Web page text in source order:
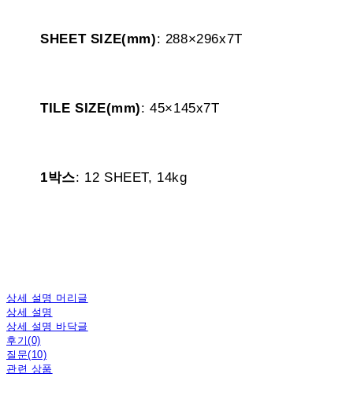
SHEET SIZE(mm): 288×296x7T
TILE SIZE(mm): 45×145x7T
1박스: 12 SHEET, 14kg
상세 설명 머리글
상세 설명
상세 설명 바닥글
후기(0)
질문(10)
관련 상품